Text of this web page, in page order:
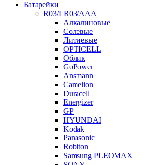
Батарейки
R03/LR03/AAA
Алкалиновые
Солевые
Литиевые
OPTICELL
Облик
GoPower
Ansmann
Camelion
Duracell
Energizer
GP
HYUNDAI
Kodak
Panasonic
Robiton
Samsung PLEOMAX